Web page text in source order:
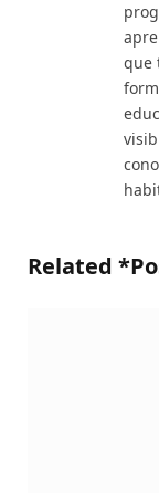
que
Related